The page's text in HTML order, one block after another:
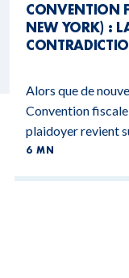
CONVENTION
NEW YORK) :
Alors que de
Convention
plaidoyer revient
6 MN